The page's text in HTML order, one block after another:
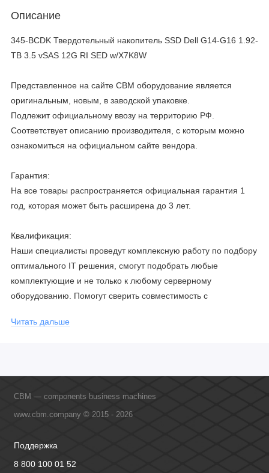
Описание
345-BCDK Твердотельный накопитель SSD Dell G14-G16 1.92-
TB 3.5 vSAS 12G RI SED w/X7K8W
Представленное на сайте CBM оборудование является
оригинальным, новым, в заводской упаковке.
Подлежит официальному ввозу на территорию РФ.
Соответствует описанию производителя, с которым можно
ознакомиться на официальном сайте вендора.
Гарантия:
На все товары распространяется официальная гарантия 1
год, которая может быть расширена до 3 лет.
Квалификация:
Наши специалисты проведут комплексную работу по подбору
оптимального IT решения, смогут подобрать любые
комплектующие и не только к любому серверному
оборудованию. Помогут сверить совместимость с
официальными производителями и проводим регулярное
Читать дальше
CBM — components business machines
www.cbm.company © 2015 - 2026
Поддержка
8 800 100 01 52